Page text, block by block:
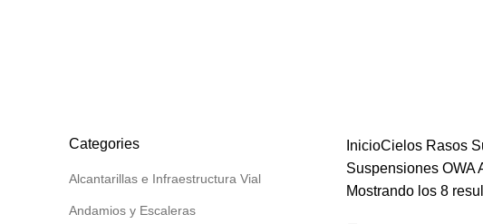
Categories
Alcantarillas e Infraestructura Vial
Andamios y Escaleras
InicioCielos Rasos
Suspensiones OWA
Mostrando los 8